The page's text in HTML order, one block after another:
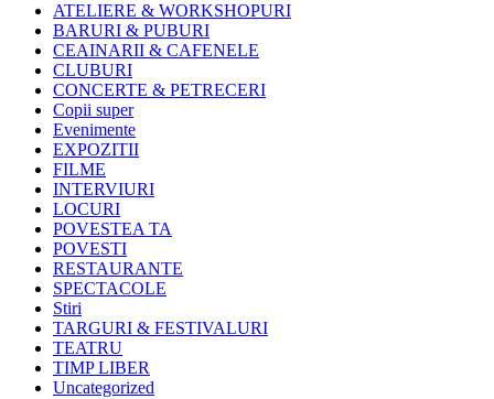
ATELIERE & WORKSHOPURI
BARURI & PUBURI
CEAINARII & CAFENELE
CLUBURI
CONCERTE & PETRECERI
Copii super
Evenimente
EXPOZITII
FILME
INTERVIURI
LOCURI
POVESTEA TA
POVESTI
RESTAURANTE
SPECTACOLE
Stiri
TARGURI & FESTIVALURI
TEATRU
TIMP LIBER
Uncategorized